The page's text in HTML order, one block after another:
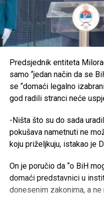
Predsjednik entiteta
samo “jedan način da se
se “domaći legalno
god radili stranci neće
-Ništa što su do sada
pokušava nametnuti ne
koju priželjkuju, istakao je
On je poručio da “o BiH
domaći predstavnici u
donesenim zakonima, a ne